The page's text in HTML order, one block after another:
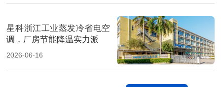
星科浙江工业蒸发冷省电空
调，厂房节能降温实力派
2026-06-16